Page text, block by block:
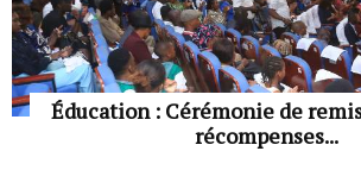
Éducation : Cérémonie de
récompenses...